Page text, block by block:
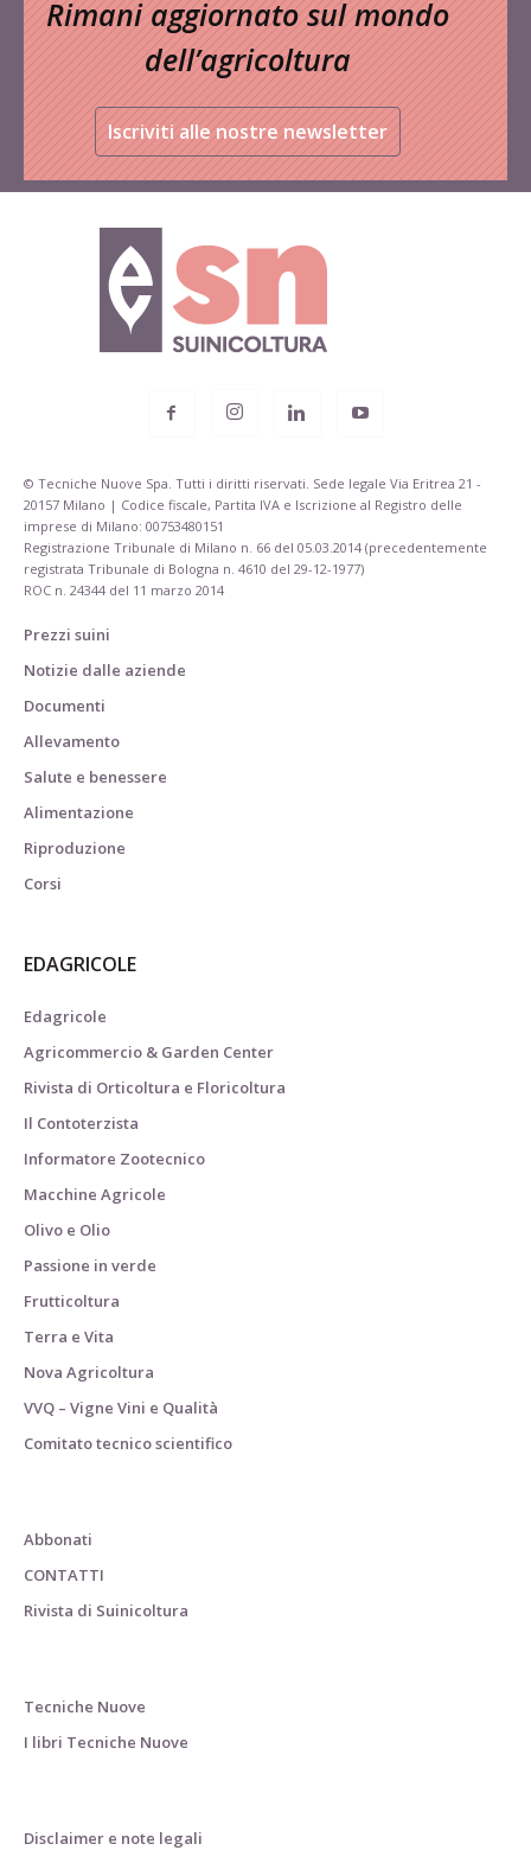
Rimani aggiornato sul mondo
dell’agricoltura
Iscriviti alle nostre newsletter
© Tecniche Nuove Spa. Tutti i diritti riservati. Sede legale Via Eritrea 21 -
20157 Milano | Codice fiscale, Partita IVA e Iscrizione al Registro delle
imprese di Milano: 00753480151
Registrazione Tribunale di Milano n. 66 del 05.03.2014 (precedentemente
registrata Tribunale di Bologna n. 4610 del 29-12-1977)
ROC n. 24344 del 11 marzo 2014
Prezzi suini
Notizie dalle aziende
Documenti
Allevamento
Salute e benessere
Alimentazione
Riproduzione
Corsi
EDAGRICOLE
Edagricole
Agricommercio & Garden Center
Rivista di Orticoltura e Floricoltura
Il Contoterzista
Informatore Zootecnico
Macchine Agricole
Olivo e Olio
Passione in verde
Frutticoltura
Terra e Vita
Nova Agricoltura
VVQ – Vigne Vini e Qualità
Comitato tecnico scientifico
Abbonati
CONTATTI
Rivista di Suinicoltura
Tecniche Nuove
I libri Tecniche Nuove
Disclaimer e note legali